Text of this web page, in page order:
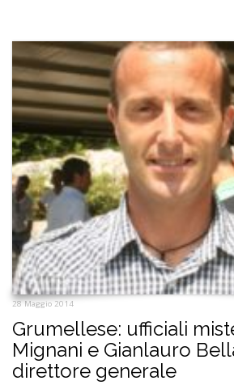
28 Maggio 2014
Grumellese: ufficiali
Mignani e Gianlauro
direttore generale